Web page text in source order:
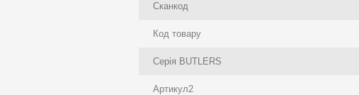
Сканкод
Код товару
Серія BUTLERS
Артикул2